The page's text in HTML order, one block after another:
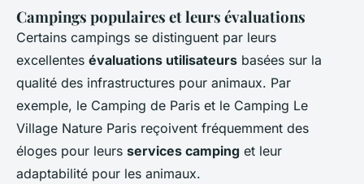
Campings populaires et leurs évaluations
Certains campings se distinguent par leurs
excellentes évaluations utilisateurs basées sur la
qualité des infrastructures pour animaux. Par
exemple, le Camping de Paris et le Camping Le
Village Nature Paris reçoivent fréquemment des
éloges pour leurs services camping et leur
adaptabilité pour les animaux.